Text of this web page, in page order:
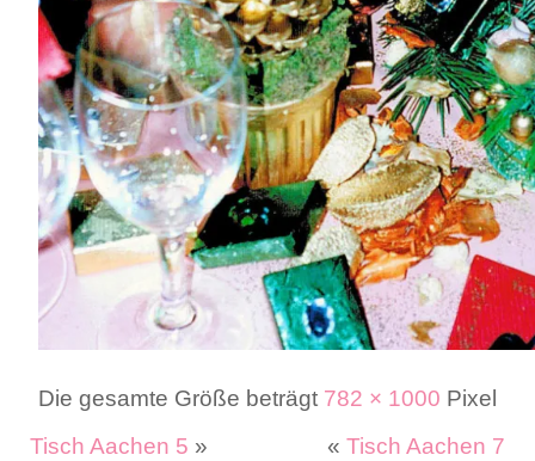
Die gesamte Größe beträgt 782 × 1000 Pixel
Tisch Aachen 5 » « Tisch Aachen 7